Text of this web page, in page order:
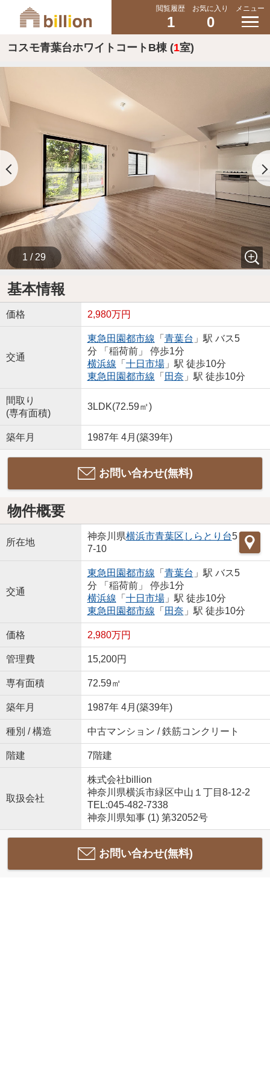
閲覧履歴
1
お気に入り
0
メニュー
コスモ青葉台ホワイトコートB棟 (1室)
1 / 29
基本情報
価格 2,980万円
交通
東急田園都市線 「 青葉台 」駅 バス5
分 「稲荷前」 停歩1分
横浜線 「 十日市場」駅 徒歩10分
東急田園都市線 「 田奈 」駅 徒歩10分
間取り
(専有面積)
3LDK(72.59㎡)
築年月 1987年 4月(築39年)
お問い合わせ(無料)
物件概要
所在地
神奈川県横浜市青葉区 しらとり台5
7-10
交通
東急田園都市線 「 青葉台 」駅 バス5
分 「稲荷前」 停歩1分
横浜線 「 十日市場」駅 徒歩10分
東急田園都市線 「 田奈 」駅 徒歩10分
価格 2,980万円
管理費 15,200円
専有面積 72.59㎡
築年月 1987年 4月(築39年)
種別 / 構造 中古マンション / 鉄筋コンクリート
階建 7階建
取扱会社
株式会社billion
神奈川県横浜市緑区中山１丁目8-12-2
TEL:045-482-7338
神奈川県知事 (1) 第32052号
お問い合わせ(無料)